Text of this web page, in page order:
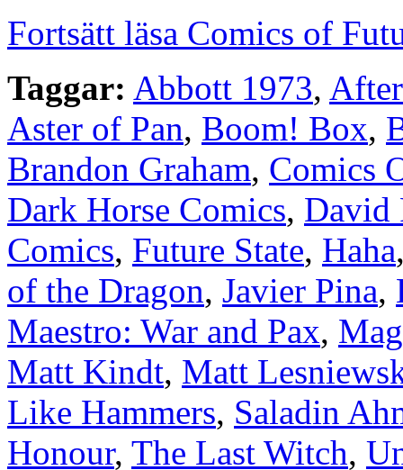
Fortsätt läsa Comics of
Taggar: Abbott 1973,
Aster of Pan, Boom! Box,
Brandon Graham, Comics
Dark Horse Comics, David
Comics, Future State, Haha
of the Dragon, Javier Pina,
Maestro: War and Pax,
Matt Kindt, Matt
Like Hammers, Saladin
Honour, The Last Witch,